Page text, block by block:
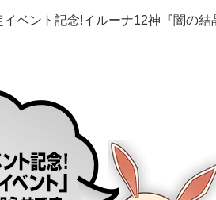
ベント記念!イルーナ12神『闇の結